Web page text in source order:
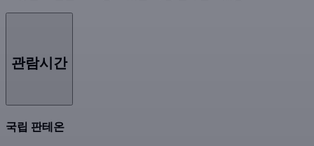
관람시간
국립 판테온